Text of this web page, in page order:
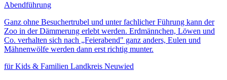
Abendführung
Ganz ohne Besuchertrubel und unter fachlicher Führung kann der
Zoo in der Dämmerung erlebt werden. Erdmännchen, Löwen und
Co. verhalten sich nach „Feierabend" ganz anders, Eulen und
Mähnenwölfe werden dann erst richtig munter.
für Kids & Familien Landkreis Neuwied